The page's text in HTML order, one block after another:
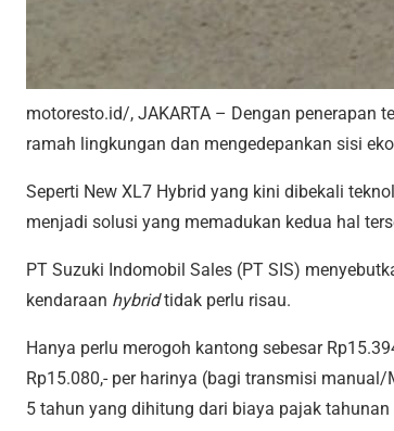
motoresto.id/, JAKARTA – Dengan penerapan
ramah lingkungan dan mengedepankan sisi
Seperti New XL7 Hybrid yang kini dibekali
menjadi solusi yang memadukan kedua hal
PT Suzuki Indomobil Sales (PT SIS)
kendaraan hybridtidak perlu risau.
Hanya perlu merogoh kantong sebesar
Rp15.080,- per harinya (bagi transmisi
5 tahun yang dihitung dari biaya pajak